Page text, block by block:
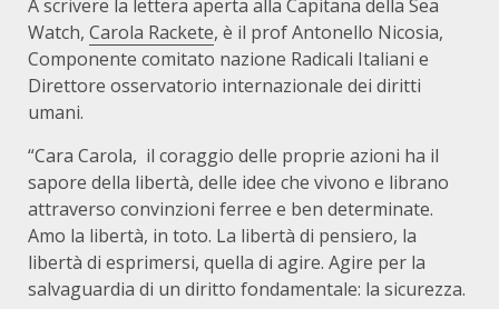
A scrivere la lettera aperta alla Capitana della Sea
Watch, Carola Rackete, è il prof Antonello Nicosia,
Componente comitato nazione Radicali Italiani e
Direttore osservatorio internazionale dei diritti
umani.
“Cara Carola, il coraggio delle proprie azioni ha il
sapore della libertà, delle idee che vivono e librano
attraverso convinzioni ferree e ben determinate.
Amo la libertà, in toto. La libertà di pensiero, la
libertà di esprimersi, quella di agire. Agire per la
salvaguardia di un diritto fondamentale: la sicurezza.